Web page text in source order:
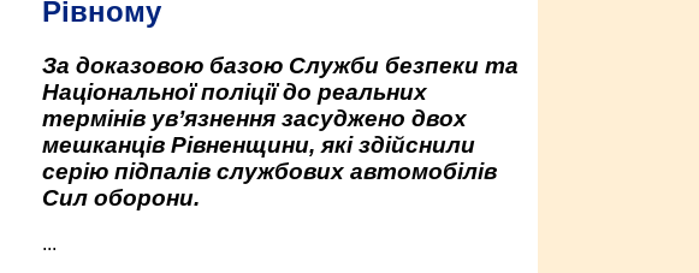
Рівному
За доказовою базою Служби безпеки та
Національної поліції до реальних
термінів ув’язнення засуджено двох
мешканців Рівненщини, які здійснили
серію підпалів службових автомобілів
Сил оборони.
...